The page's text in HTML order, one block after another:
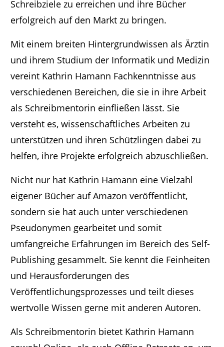
Schreibziele zu erreichen und ihre Bücher
erfolgreich auf den Markt zu bringen.
Mit einem breiten Hintergrundwissen als Ärztin
und ihrem Studium der Informatik und Medizin
vereint Kathrin Hamann Fachkenntnisse aus
verschiedenen Bereichen, die sie in ihre Arbeit
als Schreibmentorin einfließen lässt. Sie
versteht es, wissenschaftliches Arbeiten zu
unterstützen und ihren Schützlingen dabei zu
helfen, ihre Projekte erfolgreich abzuschließen.
Nicht nur hat Kathrin Hamann eine Vielzahl
eigener Bücher auf Amazon veröffentlicht,
sondern sie hat auch unter verschiedenen
Pseudonymen gearbeitet und somit
umfangreiche Erfahrungen im Bereich des Self-
Publishing gesammelt. Sie kennt die Feinheiten
und Herausforderungen des
Veröffentlichungsprozesses und teilt dieses
wertvolle Wissen gerne mit anderen Autoren.
Als Schreibmentorin bietet Kathrin Hamann